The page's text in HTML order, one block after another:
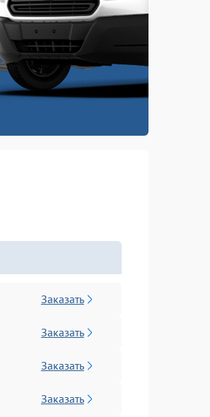
Заказать
Заказать
Заказать
Заказать